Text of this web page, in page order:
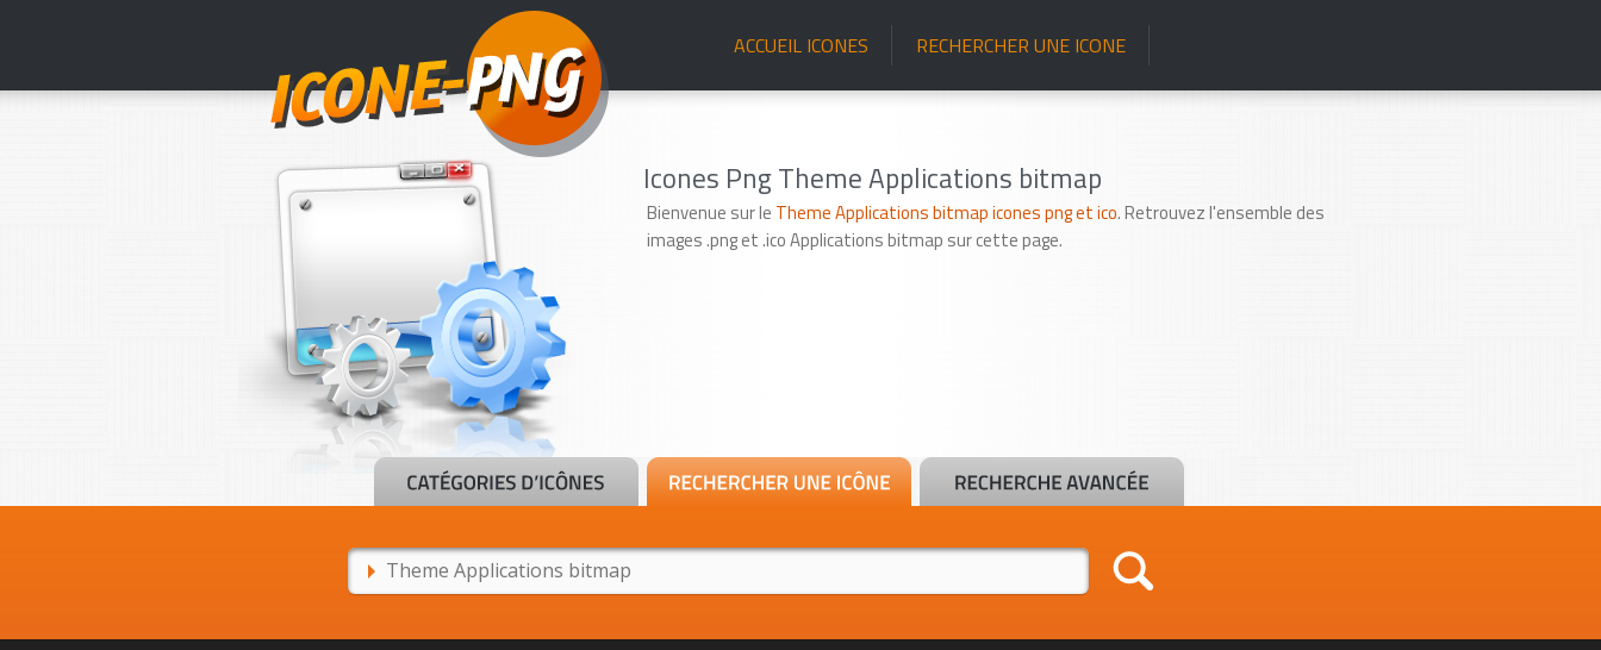
ACCUEIL ICONES RECHERCHER UNE ICONE
Icones Png Theme Applications bitmap
Bienvenue sur le Theme Applications bitmap icones png et ico. Retrouvez l'ensemble des
images .png et .ico Applications bitmap sur cette page.